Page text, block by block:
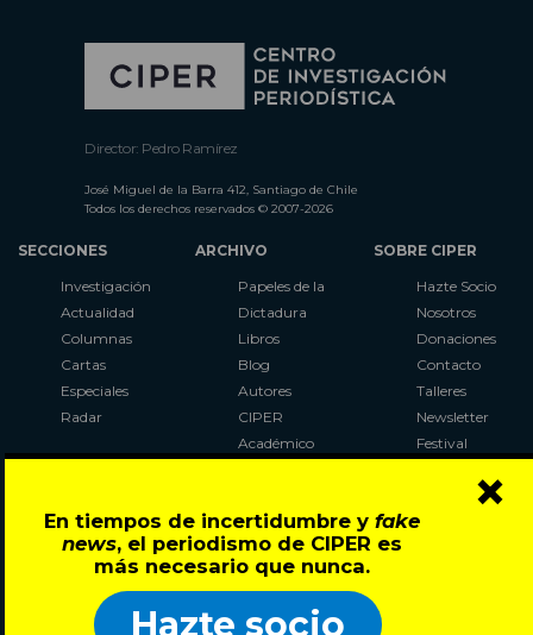
En tiempos de incertidumbre y fake
news, el periodismo de CIPER es
más necesario que nunca.
Hazte socio
×
Director: Pedro Ramírez
José Miguel de la Barra 412, Santiago de Chile
Todos los derechos reservados © 2007-2026
SECCIONES
Investigación
Actualidad
Columnas
Cartas
Especiales
Radar
ARCHIVO
Papeles de la
Dictadura
Libros
Blog
Autores
CIPER
Académico
Al Plebiscito
con CIPER
SOBRE CIPER
Hazte Socio
Nosotros
Donaciones
Contacto
Talleres
Newsletter
Festival